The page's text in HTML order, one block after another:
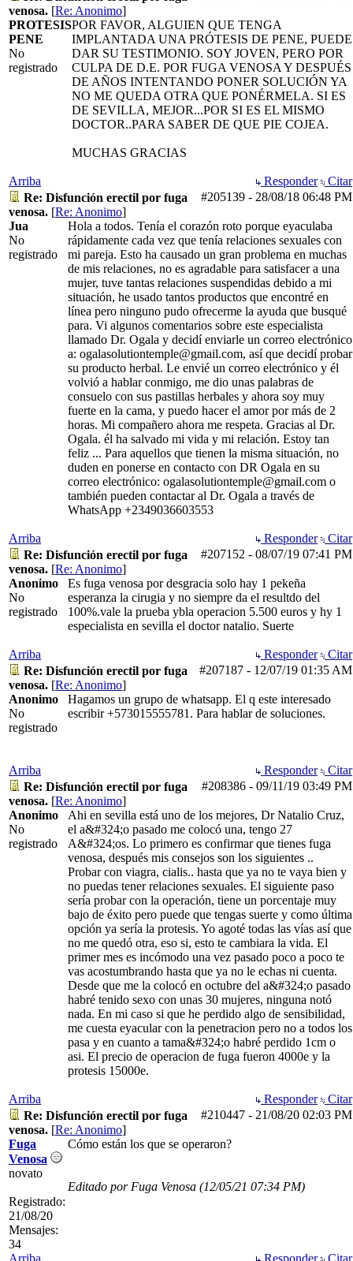
venosa. [Re: Anonimo]
PROTESIS
PENE
No
registrado
POR FAVOR, ALGUIEN QUE TENGA
IMPLANTADA UNA PRÓTESIS DE PENE, PUEDE
DAR SU TESTIMONIO. SOY JOVEN, PERO POR
CULPA DE D.E. POR FUGA VENOSA Y DESPUÉS
DE AÑOS INTENTANDO PONER SOLUCIÓN YA
NO ME QUEDA OTRA QUE PONÉRMELA. SI ES
DE SEVILLA, MEJOR...POR SI ES EL MISMO
DOCTOR..PARA SABER DE QUE PIE COJEA.
MUCHAS GRACIAS
Arriba Responder
Citar
#205139 - 28/08/18 06:48 PM
Re: Disfunción erectil por fuga
venosa. [Re: Anonimo]
Jua
No
registrado
Hola a todos. Tenía el corazón roto porque eyaculaba
rápidamente cada vez que tenía relaciones sexuales con
mi pareja. Esto ha causado un gran problema en muchas
de mis relaciones, no es agradable para satisfacer a una
mujer, tuve tantas relaciones suspendidas debido a mi
situación, he usado tantos productos que encontré en
línea pero ninguno pudo ofrecerme la ayuda que busqué
para. Vi algunos comentarios sobre este especialista
llamado Dr. Ogala y decidí enviarle un correo electrónico
a: ogalasolutiontemple@gmail.com, así que decidí probar
su producto herbal. Le envié un correo electrónico y él
volvió a hablar conmigo, me dio unas palabras de
consuelo con sus pastillas herbales y ahora soy muy
fuerte en la cama, y puedo hacer el amor por más de 2
horas. Mi compañero ahora me respeta. Gracias al Dr.
Ogala. él ha salvado mi vida y mi relación. Estoy tan
feliz ... Para aquellos que tienen la misma situación, no
duden en ponerse en contacto con DR Ogala en su
correo electrónico: ogalasolutiontemple@gmail.com o
también pueden contactar al Dr. Ogala a través de
WhatsApp +2349036603553
Arriba Responder
Citar
#207152 - 08/07/19 07:41 PM
Re: Disfunción erectil por fuga
venosa. [Re: Anonimo]
Anonimo
No
registrado
Es fuga venosa por desgracia solo hay 1 pekeña
esperanza la cirugia y no siempre da el resultdo del
100%.vale la prueba ybla operacion 5.500 euros y hy 1
especialista en sevilla el doctor natalio. Suerte
Arriba Responder
Citar
#207187 - 12/07/19 01:35 AM
Re: Disfunción erectil por fuga
venosa. [Re: Anonimo]
Anonimo
No
registrado
Hagamos un grupo de whatsapp. El q este interesado
escribir +573015555781. Para hablar de soluciones.
Arriba Responder
Citar
#208386 - 09/11/19 03:49 PM
Re: Disfunción erectil por fuga
venosa. [Re: Anonimo]
Anonimo
No
registrado
Ahi en sevilla está uno de los mejores, Dr Natalio Cruz,
el a&#324;o pasado me colocó una, tengo 27
A&#324;os. Lo primero es confirmar que tienes fuga
venosa, después mis consejos son los siguientes ..
Probar con viagra, cialis.. hasta que ya no te vaya bien y
no puedas tener relaciones sexuales. El siguiente paso
sería probar con la operación, tiene un porcentaje muy
bajo de éxito pero puede que tengas suerte y como última
opción ya sería la protesis. Yo agoté todas las vías así que
no me quedó otra, eso si, esto te cambiara la vida. El
primer mes es incómodo una vez pasado poco a poco te
vas acostumbrando hasta que ya no le echas ni cuenta.
Desde que me la colocó en octubre del a&#324;o pasado
habré tenido sexo con unas 30 mujeres, ninguna notó
nada. En mi caso si que he perdido algo de sensibilidad,
me cuesta eyacular con la penetracion pero no a todos los
pasa y en cuanto a tama&#324;o habré perdido 1cm o
asi. El precio de operacion de fuga fueron 4000e y la
protesis 15000e.
Arriba Responder
Citar
#210447 - 21/08/20 02:03 PM
Re: Disfunción erectil por fuga
venosa. [Re: Anonimo]
Fuga
Venosa
novato
Registrado:
21/08/20
Mensajes:
34
Cómo están los que se operaron?
Editado por Fuga Venosa (12/05/21 07:34 PM)
Arriba Responder Citar